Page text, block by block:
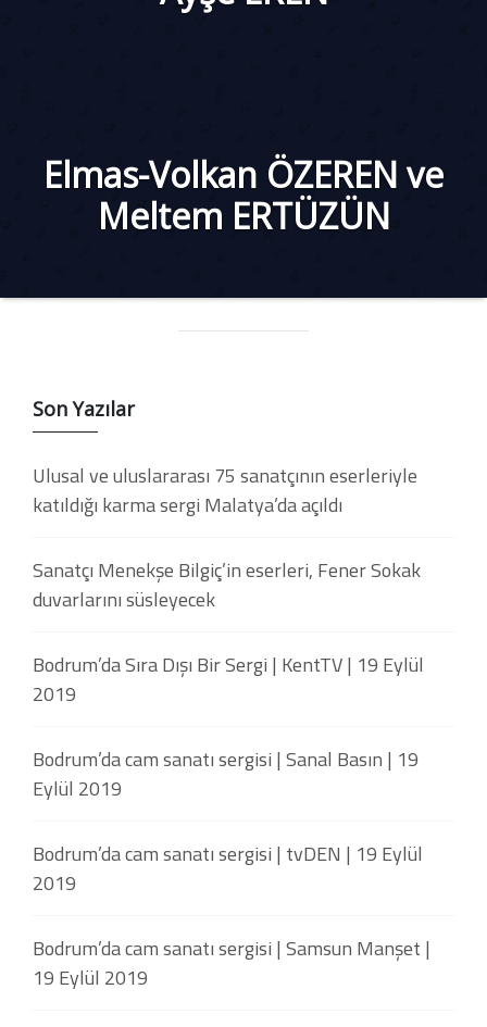
Elmas-Volkan ÖZEREN ve
Meltem ERTÜZÜN
Son Yazılar
Ulusal ve uluslararası 75 sanatçının eserleriyle
katıldığı karma sergi Malatya’da açıldı
Sanatçı Menekşe Bilgiç’in eserleri, Fener Sokak
duvarlarını süsleyecek
Bodrum’da Sıra Dışı Bir Sergi | KentTV | 19 Eylül
2019
Bodrum’da cam sanatı sergisi | Sanal Basın | 19
Eylül 2019
Bodrum’da cam sanatı sergisi | tvDEN | 19 Eylül
2019
Bodrum’da cam sanatı sergisi | Samsun Manşet |
19 Eylül 2019